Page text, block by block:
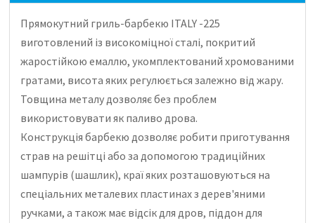
Прямокутний гриль-барбекю ITALY -225
виготовлений із високоміцної сталі, покритий
жаростійкою емаллю, укомплектований хромованими
гратами, висота яких регулюється залежно від жару.
Товщина металу дозволяє без проблем
використовувати як паливо дрова.
Конструкція барбекю дозволяє робити приготування
страв на решітці або за допомогою традиційних
шампурів (шашлик), краї яких розташовуються на
спеціальних металевих пластинах з дерев'яними
ручками, а також має відсік для дров, піддон для